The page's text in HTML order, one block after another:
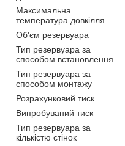
Максимальна
температура довкілля
Об'єм резервуара
Тип резервуара за
способом встановлення
Тип резервуара за
способом монтажу
Розрахунковий тиск
Випробуваний тиск
Тип резервуара за
кількістю стінок